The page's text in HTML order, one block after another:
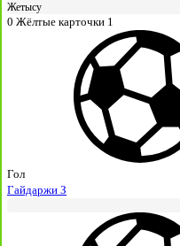
Жетысу
0 Жёлтые карточки 1
Гол
Гайдаржи З